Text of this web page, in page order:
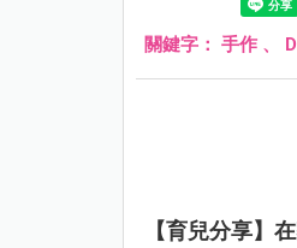
關鍵字： 手作 、
【育兒分享】